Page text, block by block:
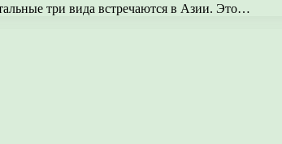
три вида встречаются в Азии. Это…